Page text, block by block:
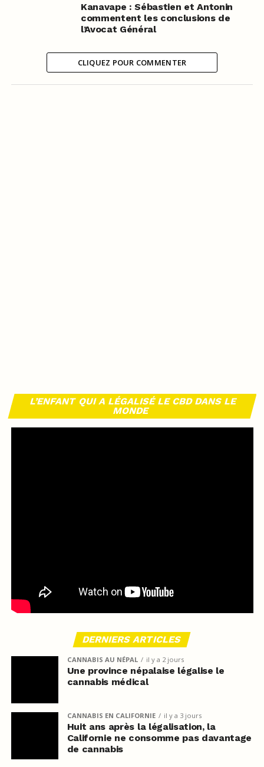
Kanavape : Sébastien et Antonin
commentent les conclusions de
l’Avocat Général
CLIQUEZ POUR COMMENTER
L’ENFANT QUI A LÉGALISÉ LE CBD DANS LE
MONDE
DERNIERS ARTICLES
CANNABIS AU NÉPAL il y a 2 jours
Une province népalaise légalise le
cannabis médical
CANNABIS EN CALIFORNIE il y a 3 jours
Huit ans après la légalisation, la
Californie ne consomme pas davantage
de cannabis